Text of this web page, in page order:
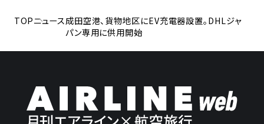
TOPニュース成田空港、貨物地区にEV充電器設置。DHLジャ
パン専用に供用開始